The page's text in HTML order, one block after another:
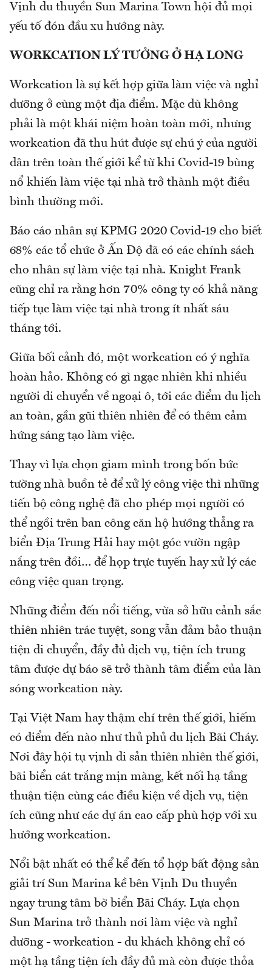
Vịnh du thuyền Sun Marina Town hội đủ mọi
yếu tố đón đầu xu hướng này.
WORKCATION LÝ TƯỞNG Ở HẠ LONG
Workcation là sự kết hợp giữa làm việc và nghỉ
dưỡng ở cùng một địa điểm. Mặc dù không
phải là một khái niệm hoàn toàn mới, nhưng
workcation đã thu hút được sự chú ý của người
dân trên toàn thế giới kể từ khi Covid-19 bùng
nổ khiến làm việc tại nhà trở thành một điều
bình thường mới.
Báo cáo nhân sự KPMG 2020 Covid-19 cho biết
68% các tổ chức ở Ấn Độ đã có các chính sách
cho nhân sự làm việc tại nhà. Knight Frank
cũng chỉ ra rằng hơn 70% công ty có khả năng
tiếp tục làm việc tại nhà trong ít nhất sáu
tháng tới.
Giữa bối cảnh đó, một workcation có ý nghĩa
hoàn hảo. Không có gì ngạc nhiên khi nhiều
người di chuyển về ngoại ô, tới các điểm du lịch
an toàn, gần gũi thiên nhiên để có thêm cảm
hứng sáng tạo làm việc.
Thay vì lựa chọn giam mình trong bốn bức
tường nhà buồn tẻ để xử lý công việc thì những
tiến bộ công nghệ đã cho phép mọi người có
thể ngồi trên ban công căn hộ hướng thẳng ra
biển Địa Trung Hải hay một góc vườn ngập
nắng trên đồi… để họp trực tuyến hay xử lý các
công việc quan trọng.
Những điểm đến nổi tiếng, vừa sở hữu cảnh sắc
thiên nhiên trác tuyệt, song vẫn đảm bảo thuận
tiện di chuyển, đầy đủ dịch vụ, tiện ích trung
tâm được dự báo sẽ trở thành tâm điểm của làn
sóng workcation này.
Tại Việt Nam hay thậm chí trên thế giới, hiếm
có điểm đến nào như thủ phủ du lịch Bãi Cháy.
Nơi đây hội tụ vịnh di sản thiên nhiên thế giới,
bãi biển cát trắng mịn màng, kết nối hạ tầng
thuận tiện cùng các điều kiện về dịch vụ, tiện
ích cũng như các dự án cao cấp phù hợp với xu
hướng workcation.
Nổi bật nhất có thể kể đến tổ hợp bất động sản
giải trí Sun Marina kề bên Vịnh Du thuyền
ngay trung tâm bờ biển Bãi Cháy. Lựa chọn
Sun Marina trở thành nơi làm việc và nghỉ
dưỡng - workcation - du khách không chỉ có
một hạ tầng tiện ích đầy đủ mà còn được thỏa